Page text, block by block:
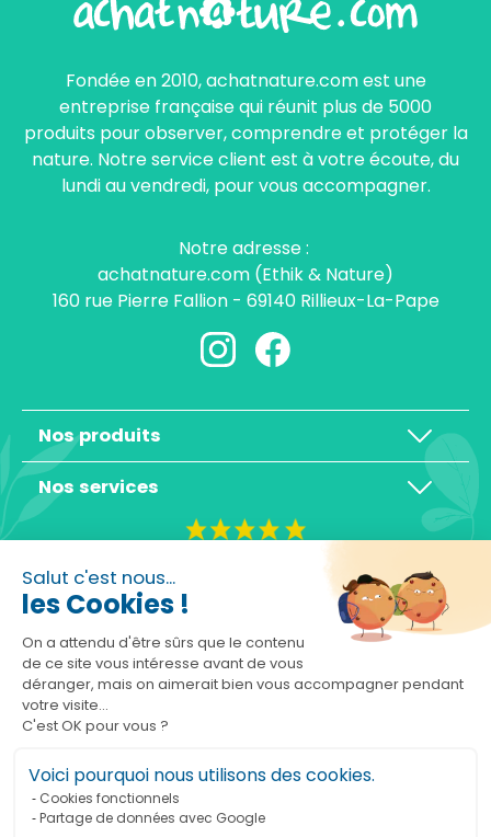
Salut c'est nous...
les Cookies !
On a attendu d'être sûrs que le contenu
de ce site vous intéresse avant de vous
déranger, mais on aimerait bien vous accompagner pendant
votre visite...
C'est OK pour vous ?
Voici pourquoi nous utilisons des cookies.
Cookies fonctionnels
Partage de données avec Google
Fondée en 2010, achatnature.com est une
entreprise française qui réunit plus de 5000
produits pour observer, comprendre et protéger la
nature. Notre service client est à votre écoute, du
lundi au vendredi, pour vous accompagner.
Notre adresse :
achatnature.com (Ethik & Nature)
160 rue Pierre Fallion - 69140 Rillieux-La-Pape
Nos produits
Nos services